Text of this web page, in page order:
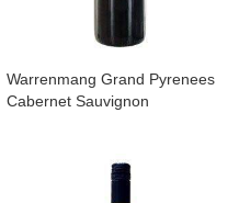
Warrenmang Grand Pyrenees
Cabernet Sauvignon